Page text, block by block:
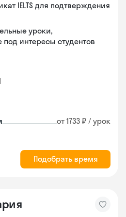
IELTS для подтверждения
уроки,
интересы студентов
от 1733 ₽ / урок
Подобрать время